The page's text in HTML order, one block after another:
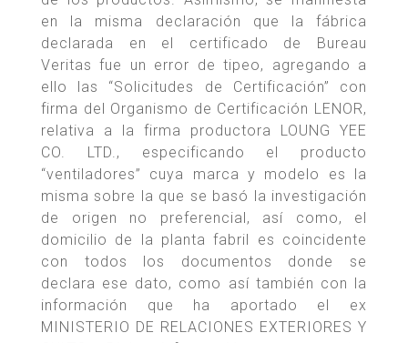
en la misma declaración que la fábrica
declarada en el certificado de Bureau
Veritas fue un error de tipeo, agregando a
ello las “Solicitudes de Certificación” con
firma del Organismo de Certificación LENOR,
relativa a la firma productora LOUNG YEE
CO. LTD., especificando el producto
“ventiladores” cuya marca y modelo es la
misma sobre la que se basó la investigación
de origen no preferencial, así como, el
domicilio de la planta fabril es coincidente
con todos los documentos donde se
declara ese dato, como así también con la
información que ha aportado el ex
MINISTERIO DE RELACIONES EXTERIORES Y